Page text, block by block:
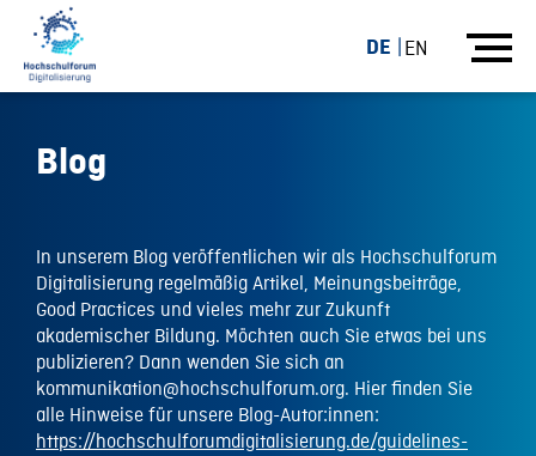
DE EN
Blog
In unserem Blog veröffentlichen wir als Hochschulforum
Digitalisierung regelmäßig Artikel, Meinungsbeiträge,
Good Practices und vieles mehr zur Zukunft
akademischer Bildung. Möchten auch Sie etwas bei uns
publizieren? Dann wenden Sie sich an
kommunikation@hochschulforum.org. Hier finden Sie
alle Hinweise für unsere Blog-Autor:innen:
https://hochschulforumdigitalisierung.de/guidelines-